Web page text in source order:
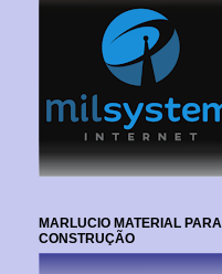
MARLUCIO MATERIAL PARA
CONSTRUÇÃO